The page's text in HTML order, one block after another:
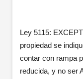
Ley 5115:
propiedad se
contar con rampa
reducida, y no ser